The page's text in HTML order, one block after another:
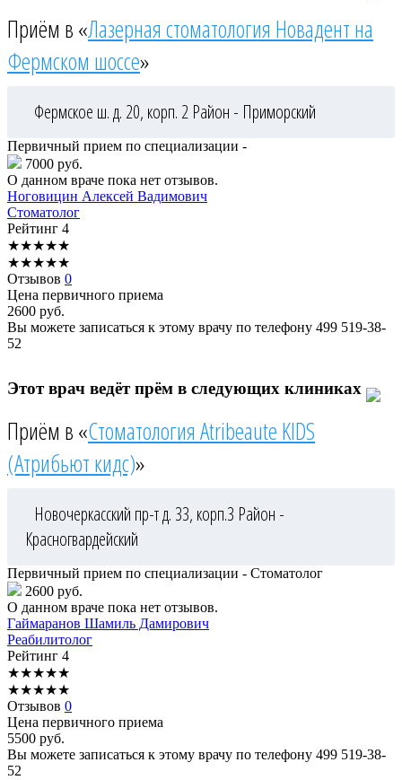
Приём в «Лазерная стоматология Новадент на
Фермском шоссе»
Фермское ш. д. 20, корп. 2 Район - Приморский
Первичный прием по специализации -
7000 руб.
О данном враче пока нет отзывов.
Ноговицин Алексей Вадимович
Стоматолог
Рейтинг 4
★★★★★
★★★★★
Отзывов 0
Цена первичного приема
2600 руб.
Вы можете записаться к этому врачу по телефону 499 519-38-
52
Этот врач ведёт прём в следующих клиниках
Приём в «Стоматология Atribeaute KIDS
(Атрибьют кидс)»
Новочеркасский пр-т д. 33, корп.3 Район -
Красногвардейский
Первичный прием по специализации - Стоматолог
2600 руб.
О данном враче пока нет отзывов.
Гаймаранов Шамиль Дамирович
Реабилитолог
Рейтинг 4
★★★★★
★★★★★
Отзывов 0
Цена первичного приема
5500 руб.
Вы можете записаться к этому врачу по телефону 499 519-38-
52